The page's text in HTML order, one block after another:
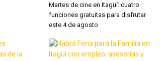
Martes de cine en Itagüí: cuatro
funciones gratuitas para disfrutar
este 4 de agosto